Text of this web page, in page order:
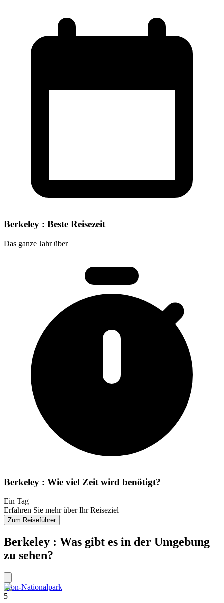
Berkeley : Beste Reisezeit
Das ganze Jahr über
Berkeley : Wie viel Zeit wird benötigt?
Ein Tag
Erfahren Sie mehr über Ihr Reiseziel
Zum Reiseführer
Berkeley : Was gibt es in der Umgebung
zu sehen?
Zion-Nationalpark
5